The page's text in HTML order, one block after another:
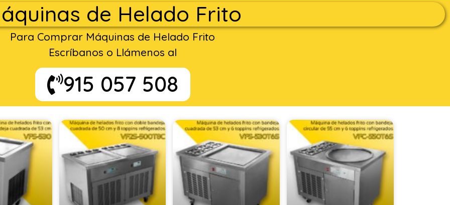
de Helado Frito
Para Comprar Máquinas de Helado Frito
Escríbanos o Llámenos al
915 057 508